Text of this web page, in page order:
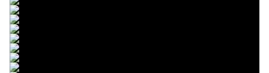
© R.Lekl
© R.Lekl
© R.Lekl
© R.Lekl
© R.Lekl
© R.Lekl
© R.Lekl